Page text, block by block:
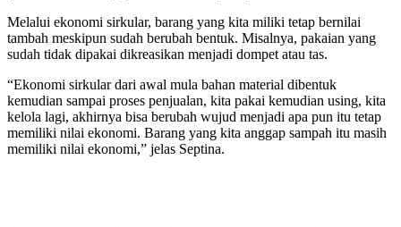
Melalui ekonomi sirkular, barang yang kita miliki tetap bernilai
tambah meskipun sudah berubah bentuk. Misalnya, pakaian yang
sudah tidak dipakai dikreasikan menjadi dompet atau tas.
“Ekonomi sirkular dari awal mula bahan material dibentuk
kemudian sampai proses penjualan, kita pakai kemudian using, kita
kelola lagi, akhirnya bisa berubah wujud menjadi apa pun itu tetap
memiliki nilai ekonomi. Barang yang kita anggap sampah itu masih
memiliki nilai ekonomi,” jelas Septina.